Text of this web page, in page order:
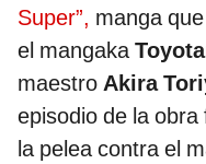
Super”, manga
el mangaka
maestro Akira
episodio de la
la pelea contra el